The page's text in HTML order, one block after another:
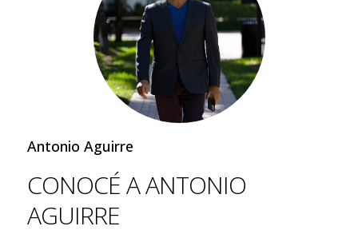
hipotecario tradicional, el financiamiento privado
puede ser una alternativa viable. Empresas de
inversión y prestamistas privados ofrecen
préstamos a inversionistas extranjeros, a menudo
con mayor flexibilidad en términos de requisitos y
plazos. Sin embargo, es importante tener en
cuenta que las tasas de interés suelen ser más
altas que las de los préstamos hipotecarios
tradicionales.
Antonio Aguirre
CONOCÉ A ANTONIO
AGUIRRE